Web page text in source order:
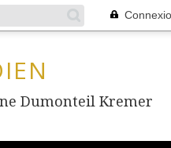
Dumonteil Kremer